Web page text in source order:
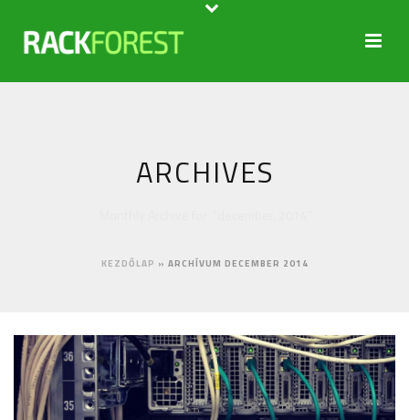
ARCHIVES
KEZDŐLAP » ARCHÍVUM DECEMBER 2014